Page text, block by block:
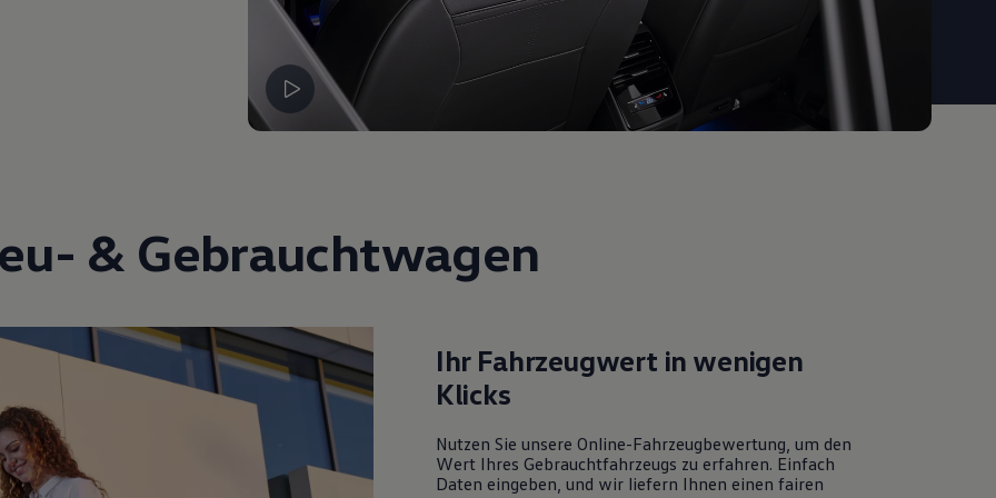
& Gebrauchtwagen
Ihr Fahrzeugwert in wenigen
Klicks
Nutzen Sie unsere Online-Fahrzeugbewertung, um den
Wert Ihres Gebrauchtfahrzeugs zu erfahren. Einfach
Daten eingeben, und wir liefern Ihnen einen fairen